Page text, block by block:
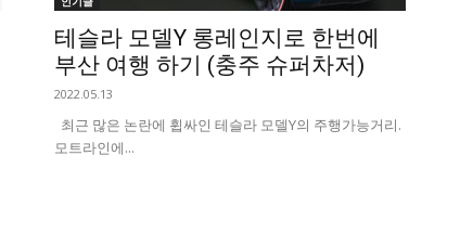
테슬라 모델Y 롱레인지로 한번에
부산 여행 하기 (충주 슈퍼차저)
2022.05.13
최근 많은 논란에 휩싸인 테슬라 모델Y의 주행가능거리.
모트라인에...